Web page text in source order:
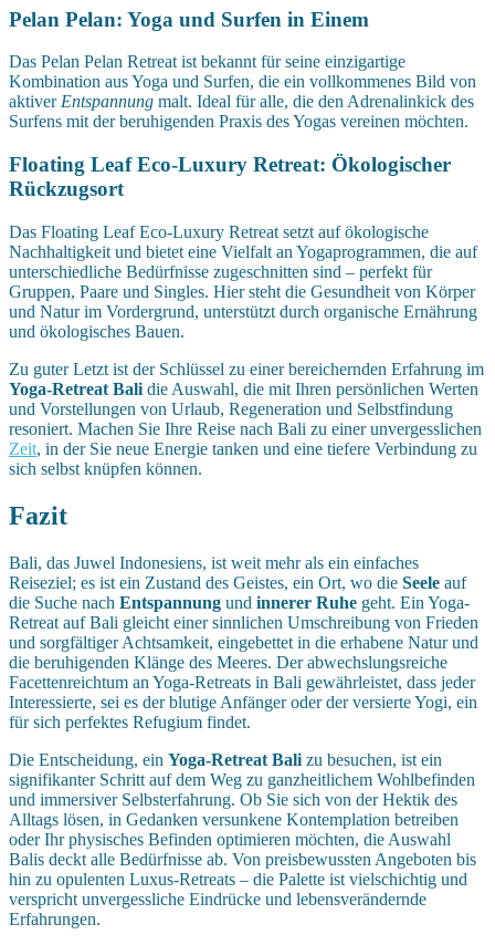
Pelan Pelan: Yoga und Surfen in Einem
Das Pelan Pelan Retreat ist bekannt für seine einzigartige
Kombination aus Yoga und Surfen, die ein vollkommenes Bild von
aktiver Entspannung malt. Ideal für alle, die den Adrenalinkick des
Surfens mit der beruhigenden Praxis des Yogas vereinen möchten.
Floating Leaf Eco-Luxury Retreat: Ökologischer
Rückzugsort
Das Floating Leaf Eco-Luxury Retreat setzt auf ökologische
Nachhaltigkeit und bietet eine Vielfalt an Yogaprogrammen, die auf
unterschiedliche Bedürfnisse zugeschnitten sind – perfekt für
Gruppen, Paare und Singles. Hier steht die Gesundheit von Körper
und Natur im Vordergrund, unterstützt durch organische Ernährung
und ökologisches Bauen.
Zu guter Letzt ist der Schlüssel zu einer bereichernden Erfahrung im
Yoga-Retreat Bali die Auswahl, die mit Ihren persönlichen Werten
und Vorstellungen von Urlaub, Regeneration und Selbstfindung
resoniert. Machen Sie Ihre Reise nach Bali zu einer unvergesslichen
Zeit, in der Sie neue Energie tanken und eine tiefere Verbindung zu
sich selbst knüpfen können.
Fazit
Bali, das Juwel Indonesiens, ist weit mehr als ein einfaches
Reiseziel; es ist ein Zustand des Geistes, ein Ort, wo die Seele auf
die Suche nach Entspannung und innerer Ruhe geht. Ein Yoga-
Retreat auf Bali gleicht einer sinnlichen Umschreibung von Frieden
und sorgfältiger Achtsamkeit, eingebettet in die erhabene Natur und
die beruhigenden Klänge des Meeres. Der abwechslungsreiche
Facettenreichtum an Yoga-Retreats in Bali gewährleistet, dass jeder
Interessierte, sei es der blutige Anfänger oder der versierte Yogi, ein
für sich perfektes Refugium findet.
Die Entscheidung, ein Yoga-Retreat Bali zu besuchen, ist ein
signifikanter Schritt auf dem Weg zu ganzheitlichem Wohlbefinden
und immersiver Selbsterfahrung. Ob Sie sich von der Hektik des
Alltags lösen, in Gedanken versunkene Kontemplation betreiben
oder Ihr physisches Befinden optimieren möchten, die Auswahl
Balis deckt alle Bedürfnisse ab. Von preisbewussten Angeboten bis
hin zu opulenten Luxus-Retreats – die Palette ist vielschichtig und
verspricht unvergessliche Eindrücke und lebensverändernde
Erfahrungen.